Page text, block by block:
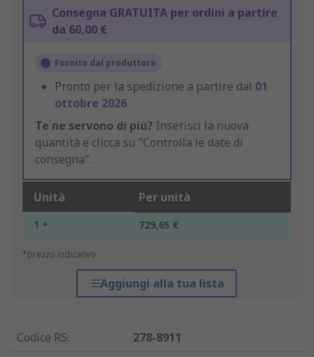
Consegna GRATUITA per ordini a partire
da 60,00 €
Fornito dal produttore
Pronto per la spedizione a partire dal 01
ottobre 2026
Te ne servono di più? Inserisci la nuova
quantità e clicca su "Controlla le date di
consegna".
Unità Per unità
1 + 729,65 €
*prezzo indicativo
Aggiungi alla tua lista
Codice RS:
278-8911